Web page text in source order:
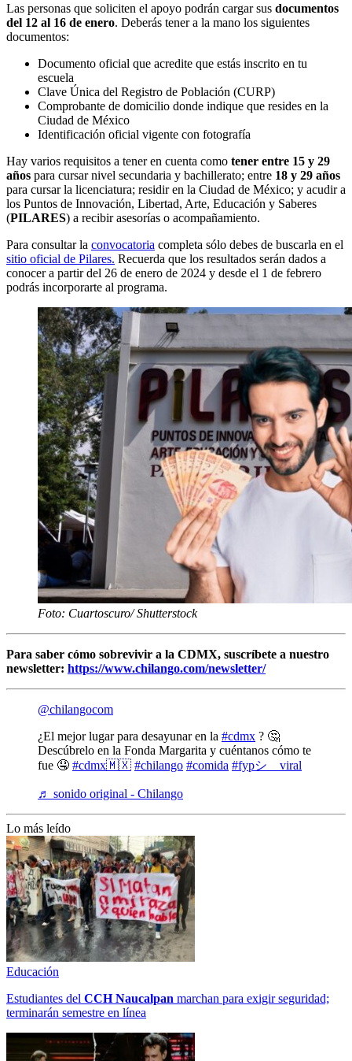
Las personas que soliciten el apoyo podrán cargar sus documentos
del 12 al 16 de enero. Deberás tener a la mano los siguientes
documentos:
Documento oficial que acredite que estás inscrito en tu
escuela
Clave Única del Registro de Población (CURP)
Comprobante de domicilio donde indique que resides en la
Ciudad de México
Identificación oficial vigente con fotografía
Hay varios requisitos a tener en cuenta como tener entre 15 y 29
años para cursar nivel secundaria y bachillerato; entre 18 y 29 años
para cursar la licenciatura; residir en la Ciudad de México; y acudir a
los Puntos de Innovación, Libertad, Arte, Educación y Saberes
(PILARES) a recibir asesorías o acompañamiento.
Para consultar la convocatoria completa sólo debes de buscarla en el
sitio oficial de Pilares. Recuerda que los resultados serán dados a
conocer a partir del 26 de enero de 2024 y desde el 1 de febrero
podrás incorporarte al programa.
Foto: Cuartoscuro/ Shutterstock
Para saber cómo sobrevivir a la CDMX, suscríbete a nuestro
newsletter: https://www.chilango.com/newsletter/
@chilangocom
¿El mejor lugar para desayunar en la #cdmx ? 🤔
Descúbrelo en la Fonda Margarita y cuéntanos cómo te
fue 🤤 #cdmx🇲🇽 #chilango #comida #fypシ゚viral
♬ sonido original - Chilango
Lo más leído
Educación
Estudiantes del CCH Naucalpan marchan para exigir seguridad;
terminarán semestre en línea